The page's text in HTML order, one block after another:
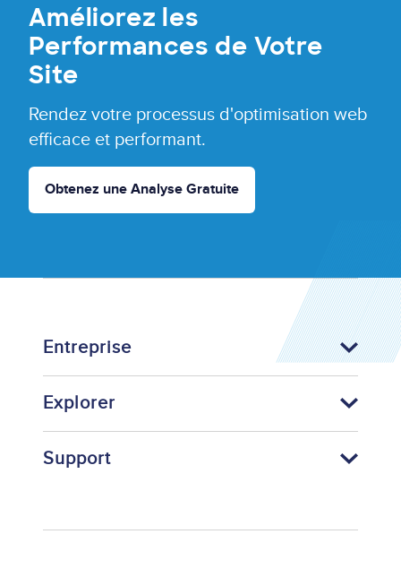
Améliorez les
Performances de Votre
Site
Rendez votre processus d'optimisation web
efficace et performant.
Obtenez une Analyse Gratuite
Entreprise
Explorer
Support